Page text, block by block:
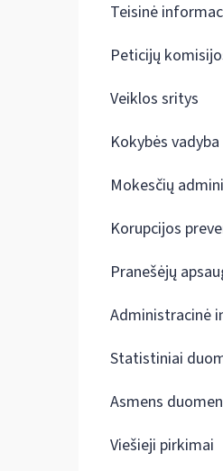
Teisinė
Peticijų
Veiklos sritys
Kokybės vadyba
Mokesčių
Korupcijos
Pranešėjų
Administracinė
Statistiniai
Asmens
Viešieji pirkimai